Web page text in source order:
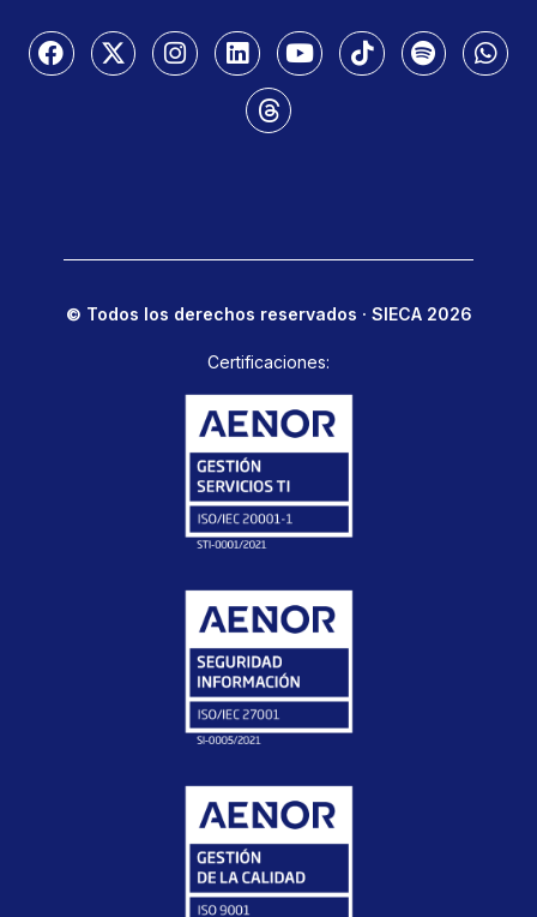
© Todos los derechos reservados · SIECA 2026
Certificaciones: